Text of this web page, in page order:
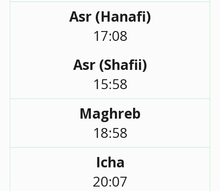
Asr (Hanafi)
17:08
Asr (Shafii)
15:58
Maghreb
18:58
Icha
20:07